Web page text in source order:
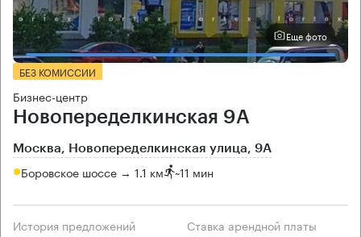
Еще фото
БЕЗ КОМИССИИ
Бизнес-центр
Новопеределкинская 9А
Москва, Новопеределкинская улица, 9А
Боровское шоссе → 1.1 км ~11 мин
История предложений Ставка арендной платы